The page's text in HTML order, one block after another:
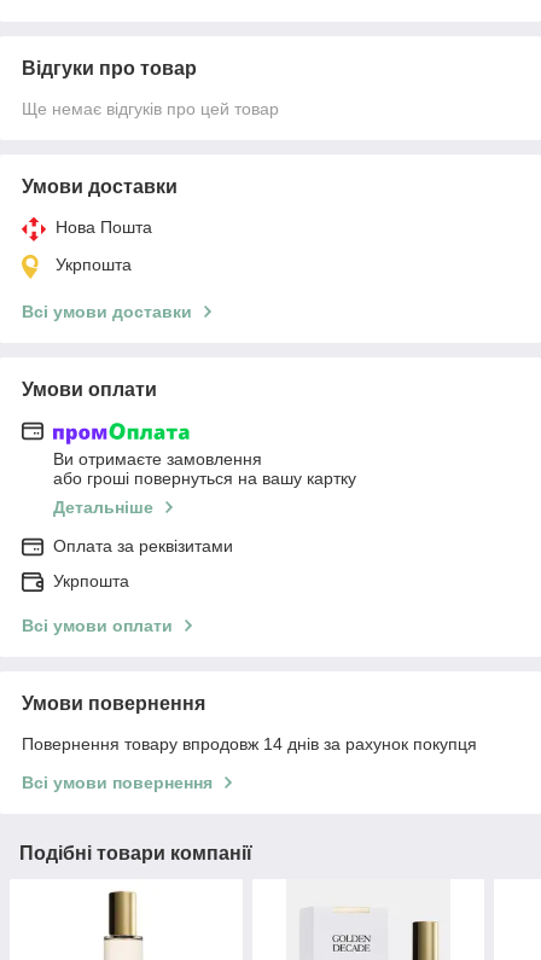
Відгуки про товар
Ще немає відгуків про цей товар
Умови доставки
Нова Пошта
Укрпошта
Всі умови доставки
Умови оплати
Ви отримаєте замовлення
або гроші повернуться на вашу картку
Детальніше
Оплата за реквізитами
Укрпошта
Всі умови оплати
Умови повернення
Повернення товару впродовж 14 днів за рахунок покупця
Всі умови повернення
Подібні товари компанії